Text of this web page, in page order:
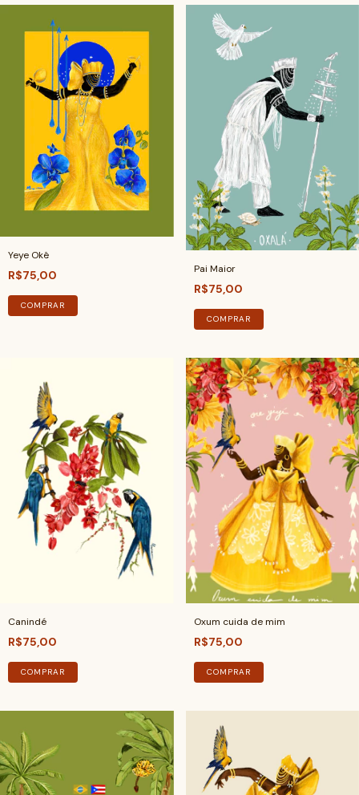
Yeye Okê
R$75,00
COMPRAR
Pai Maior
R$75,00
COMPRAR
Canindé
R$75,00
COMPRAR
Oxum cuida de mim
R$75,00
COMPRAR